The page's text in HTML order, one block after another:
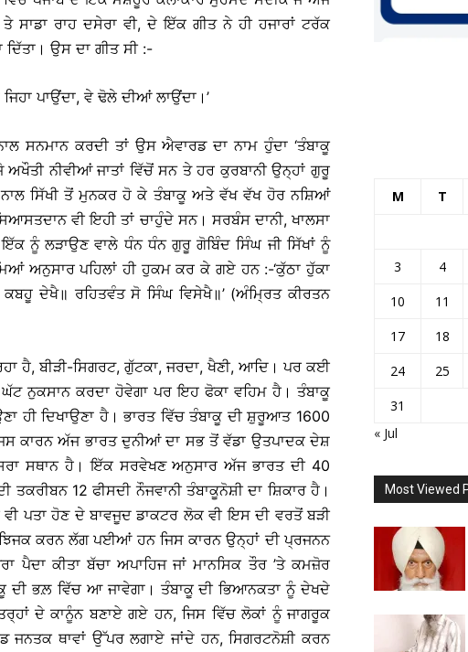
ਸਾਡਾ ਰਾਹ ਦਸੇਰਾ ਵੀ, ਦੇ ਇੱਕ ਗੀਤ ਨੇ ਹੀ ਹਜਾਰਾਂ ਟਰੱਕ
ਉਸ ਦਾ ਗੀਤ ਸੀ :-
ਪਾਉਂਦਾ, ਵੇ ਢੋਲੇ ਦੀਆਂ ਲਾਉਂਦਾ।’
ਸਨਮਾਨ ਕਰਦੀ ਤਾਂ ਉਸ ਐਵਾਰਡ ਦਾ ਨਾਮ ਹੁੰਦਾ ‘ਤੰਬਾਕੂ
ਨੀਵੀਆਂ ਜਾਤਾਂ ਵਿੱਚੋਂ ਸਨ ਤੇ ਹਰ ਕੁਰਬਾਨੀ ਉਨ੍ਹਾਂ ਗੁਰੂ
ਨਾਲ ਸਿੱਖੀ ਤੋਂ ਮੁਨਕਰ ਹੋ ਕੇ ਤੰਬਾਕੂ ਅਤੇ ਵੱਖ ਵੱਖ ਹੋਰ ਨਸ਼ਿਆਂ
ਵੀ ਇਹੀ ਤਾਂ ਚਾਹੁੰਦੇ ਸਨ। ਸਰਬੰਸ ਦਾਨੀ, ਖਾਲਸਾ
ਨੂੰ ਲੜਾਉਣ ਵਾਲੇ ਧੰਨ ਧੰਨ ਗੁਰੂ ਗੋਬਿੰਦ ਸਿੰਘ ਜੀ ਸਿੱਖਾਂ ਨੂੰ
ਅਨੁਸਾਰ ਪਹਿਲਾਂ ਹੀ ਹੁਕਮ ਕਰ ਕੇ ਗਏ ਹਨ :-‘ਕੁੱਠਾ ਹੁੱਕਾ
ਦੇਖੈ॥ ਰਹਿਤਵੰਤ ਸੋ ਸਿੰਘ ਵਿਸੇਖੈ॥’ (ਅੰਮ੍ਰਿਤ ਕੀਰਤਨ
ਹੈ, ਬੀੜੀ-ਸਿਗਰਟ, ਗੁੱਟਕਾ, ਜਰਦਾ, ਖੈਣੀ, ਆਦਿ। ਪਰ ਕਈ
ਨੁਕਸਾਨ ਕਰਦਾ ਹੋਵੇਗਾ ਪਰ ਇਹ ਫੋਕਾ ਵਹਿਮ ਹੈ। ਤੰਬਾਕੂ
ਹੀ ਦਿਖਾਉਣਾ ਹੈ। ਭਾਰਤ ਵਿੱਚ ਤੰਬਾਕੂ ਦੀ ਸ਼ੁਰੂਆਤ 1600
ਕਾਰਨ ਅੱਜ ਭਾਰਤ ਦੁਨੀਆਂ ਦਾ ਸਭ ਤੋਂ ਵੱਡਾ ਉਤਪਾਦਕ ਦੇਸ਼
ਸਥਾਨ ਹੈ। ਇੱਕ ਸਰਵੇਖਣ ਅਨੁਸਾਰ ਅੱਜ ਭਾਰਤ ਦੀ 40
12 ਫੀਸਦੀ ਨੌਜਵਾਨੀ ਤੰਬਾਕੂਨੋਸ਼ੀ ਦਾ ਸ਼ਿਕਾਰ ਹੈ।
ਪਤਾ ਹੋਣ ਦੇ ਬਾਵਜੂਦ ਡਾਕਟਰ ਲੋਕ ਵੀ ਇਸ ਦੀ ਵਰਤੋਂ ਬੜੀ
ਕਰਨ ਲੱਗ ਪਈਆਂ ਹਨ ਜਿਸ ਕਾਰਨ ਉਨ੍ਹਾਂ ਦੀ ਪ੍ਰਜਨਨ
ਕੀਤਾ ਬੱਚਾ ਅਪਾਹਿਜ ਜਾਂ ਮਾਨਸਿਕ ਤੌਰ ’ਤੇ ਕਮਜ਼ੋਰ
ਦੀ ਭਲ਼ ਵਿੱਚ ਆ ਜਾਵੇਗਾ। ਤੰਬਾਕੂ ਦੀ ਭਿਆਨਕਤਾ ਨੂੰ ਦੇਖਦੇ
ਦੇ ਕਾਨੂੰਨ ਬਣਾਏ ਗਏ ਹਨ, ਜਿਸ ਵਿੱਚ ਲੋਕਾਂ ਨੂੰ ਜਾਗਰੂਕ
ਥਾਵਾਂ ਉੱਪਰ ਲਗਾਏ ਜਾਂਦੇ ਹਨ, ਸਿਗਰਟਨੋਸ਼ੀ ਕਰਨ
M T
3
4
10
11
17
18
24
25
31
« Jul
Most Viewed